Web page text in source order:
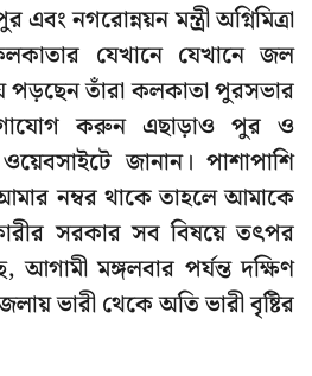
নগরোন্নয়ন মন্ত্রী অগ্নিমিত্রা
যেখানে যেখানে জল
পড়ছেন তাঁরা কলকাতা পুরসভার
করুন এছাড়াও পুর ও
জানান। পাশাপাশি
নম্বর থাকে তাহলে আমাকে
সরকার সব বিষয়ে তৎপর
আগামী মঙ্গলবার পর্যন্ত দক্ষিণ
ভারী থেকে অতি ভারী বৃষ্টির